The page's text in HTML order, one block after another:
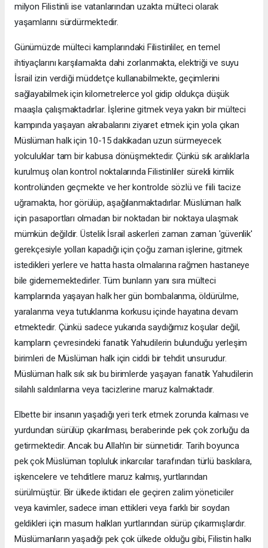
milyon Filistinli ise vatanlarından uzakta mülteci olarak
yaşamlarını sürdürmektedir.
Günümüzde mülteci kamplarındaki Filistinliler, en temel
ihtiyaçlarını karşılamakta dahi zorlanmakta, elektriği ve suyu
İsrail izin verdiği müddetçe kullanabilmekte, geçimlerini
sağlayabilmek için kilometrelerce yol gidip oldukça düşük
maaşla çalışmaktadırlar. İşlerine gitmek veya yakın bir mülteci
kampında yaşayan akrabalarını ziyaret etmek için yola çıkan
Müslüman halk için 10-15 dakikadan uzun sürmeyecek
yolculuklar tam bir kabusa dönüşmektedir. Çünkü sık aralıklarla
kurulmuş olan kontrol noktalarında Filistinliler sürekli kimlik
kontrolünden geçmekte ve her kontrolde sözlü ve fiili tacize
uğramakta, hor görülüp, aşağılanmaktadırlar. Müslüman halk
için pasaportları olmadan bir noktadan bir noktaya ulaşmak
mümkün değildir. Üstelik İsrail askerleri zaman zaman 'güvenlik'
gerekçesiyle yolları kapadığı için çoğu zaman işlerine, gitmek
istedikleri yerlere ve hatta hasta olmalarına rağmen hastaneye
bile gidememektedirler. Tüm bunların yanı sıra mülteci
kamplarında yaşayan halk her gün bombalanma, öldürülme,
yaralanma veya tutuklanma korkusu içinde hayatına devam
etmektedir. Çünkü sadece yukarıda saydığımız koşular değil,
kampların çevresindeki fanatik Yahudilerin bulunduğu yerleşim
birimleri de Müslüman halk için ciddi bir tehdit unsurudur.
Müslüman halk sık sık bu birimlerde yaşayan fanatik Yahudilerin
silahlı saldırılarına veya tacizlerine maruz kalmaktadır.
Elbette bir insanın yaşadığı yeri terk etmek zorunda kalması ve
yurdundan sürülüp çıkarılması, beraberinde pek çok zorluğu da
getirmektedir. Ancak bu Allah'ın bir sünnetidir. Tarih boyunca
pek çok Müslüman topluluk inkarcılar tarafından türlü baskılara,
işkencelere ve tehditlere maruz kalmış, yurtlarından
sürülmüştür. Bir ülkede iktidarı ele geçiren zalim yöneticiler
veya kavimler, sadece iman ettikleri veya farklı bir soydan
geldikleri için masum halkları yurtlarından sürüp çıkarmışlardır.
Müslümanların yaşadığı pek çok ülkede olduğu gibi, Filistin halkı